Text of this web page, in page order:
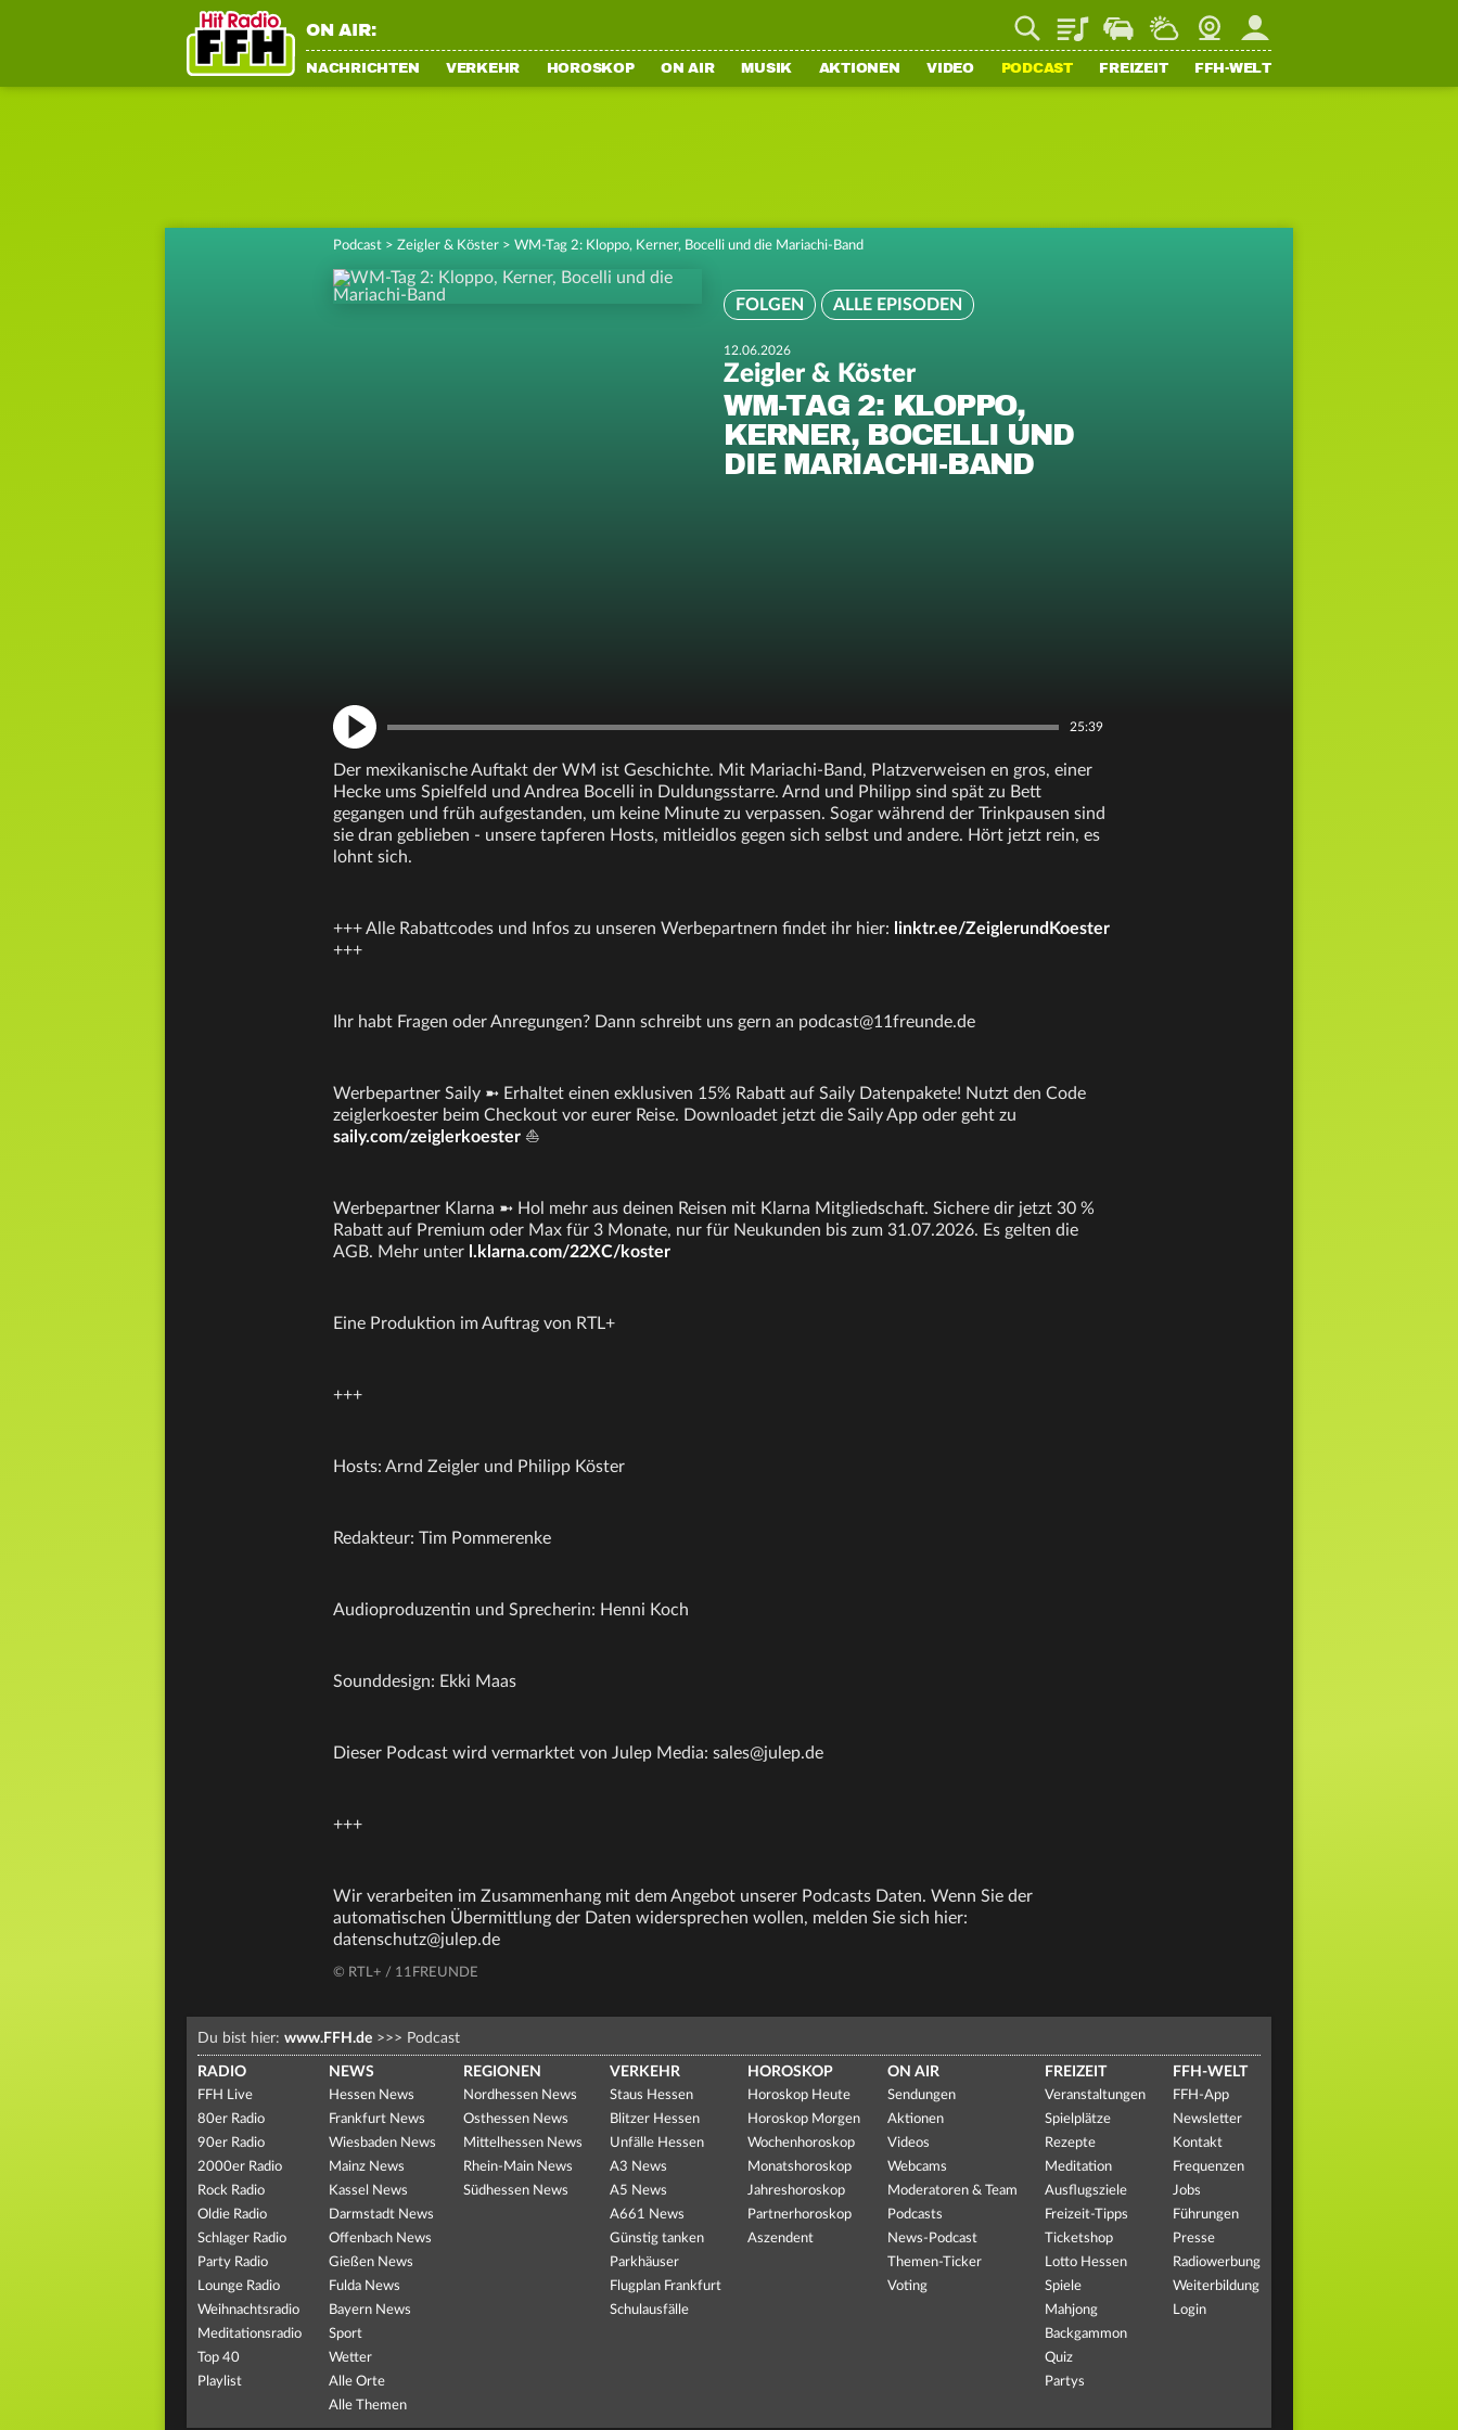
ON AIR: PlaylistStaupilotWetterWebcamMein FFH
NACHRICHTEN VERKEHR HOROSKOP ON AIR MUSIK AKTIONEN VIDEO PODCAST FREIZEIT FFH-WELT
Podcast > Zeigler & Köster > WM-Tag 2: Kloppo, Kerner, Bocelli und die Mariachi-Band
FOLGEN ALLE EPISODEN
12.06.2026
Zeigler & Köster
WM-TAG 2: KLOPPO,
KERNER, BOCELLI UND
DIE MARIACHI-BAND
25:39
Der mexikanische Auftakt der WM ist Geschichte. Mit Mariachi-Band, Platzverweisen en gros, einer
Hecke ums Spielfeld und Andrea Bocelli in Duldungsstarre. Arnd und Philipp sind spät zu Bett
gegangen und früh aufgestanden, um keine Minute zu verpassen. Sogar während der Trinkpausen sind
sie dran geblieben - unsere tapferen Hosts, mitleidlos gegen sich selbst und andere. Hört jetzt rein, es
lohnt sich.
+++ Alle Rabattcodes und Infos zu unseren Werbepartnern findet ihr hier: linktr.ee/ZeiglerundKoester
+++
Ihr habt Fragen oder Anregungen? Dann schreibt uns gern an podcast@11freunde.de
Werbepartner Saily ➼ Erhaltet einen exklusiven 15% Rabatt auf Saily Datenpakete! Nutzt den Code
zeiglerkoester beim Checkout vor eurer Reise. Downloadet jetzt die Saily App oder geht zu
saily.com/zeiglerkoester ⛵
Werbepartner Klarna ➼ Hol mehr aus deinen Reisen mit Klarna Mitgliedschaft. Sichere dir jetzt 30 %
Rabatt auf Premium oder Max für 3 Monate, nur für Neukunden bis zum 31.07.2026. Es gelten die
AGB. Mehr unter l.klarna.com/22XC/koster
Eine Produktion im Auftrag von RTL+
+++
Hosts: Arnd Zeigler und Philipp Köster
Redakteur: Tim Pommerenke
Audioproduzentin und Sprecherin: Henni Koch
Sounddesign: Ekki Maas
Dieser Podcast wird vermarktet von Julep Media: sales@julep.de
+++
Wir verarbeiten im Zusammenhang mit dem Angebot unserer Podcasts Daten. Wenn Sie der
automatischen Übermittlung der Daten widersprechen wollen, melden Sie sich hier:
datenschutz@julep.de
© RTL+ / 11FREUNDE
Du bist hier: www.FFH.de >>> Podcast
RADIO
FFH Live
80er Radio
90er Radio
2000er Radio
Rock Radio
Oldie Radio
Schlager Radio
Party Radio
Lounge Radio
Weihnachtsradio
Meditationsradio
Top 40
Playlist
NEWS
Hessen News
Frankfurt News
Wiesbaden News
Mainz News
Kassel News
Darmstadt News
Offenbach News
Gießen News
Fulda News
Bayern News
Sport
Wetter
Alle Orte
Alle Themen
REGIONEN
Nordhessen News
Osthessen News
Mittelhessen News
Rhein-Main News
Südhessen News
VERKEHR
Staus Hessen
Blitzer Hessen
Unfälle Hessen
A3 News
A5 News
A661 News
Günstig tanken
Parkhäuser
Flugplan Frankfurt
Schulausfälle
HOROSKOP
Horoskop Heute
Horoskop Morgen
Wochenhoroskop
Monatshoroskop
Jahreshoroskop
Partnerhoroskop
Aszendent
ON AIR
Sendungen
Aktionen
Videos
Webcams
Moderatoren & Team
Podcasts
News-Podcast
Themen-Ticker
Voting
FREIZEIT
Veranstaltungen
Spielplätze
Rezepte
Meditation
Ausflugsziele
Freizeit-Tipps
Ticketshop
Lotto Hessen
Spiele
Mahjong
Backgammon
Quiz
Partys
FFH-WELT
FFH-App
Newsletter
Kontakt
Frequenzen
Jobs
Führungen
Presse
Radiowerbung
Weiterbildung
Login